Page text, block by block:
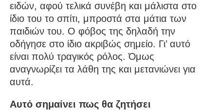
ειδών, αφού τελικά συνέβη και μάλιστα στο
ίδιο του το σπίτι, μπροστά στα μάτια των
παιδιών του. Ο φόβος της δηλαδή την
οδήγησε στο ίδιο ακριβώς σημείο. Γι’ αυτό
είναι πολύ τραγικός ρόλος. Όμως
αναγνωρίζει τα λάθη της και μετανιώνει για
αυτά.
Αυτό σημαίνει πως θα ζητήσει